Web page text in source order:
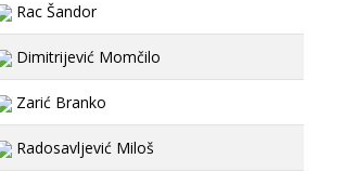
Rac Šandor
Dimitrijević Momčilo
Zarić Branko
Radosavljević Miloš